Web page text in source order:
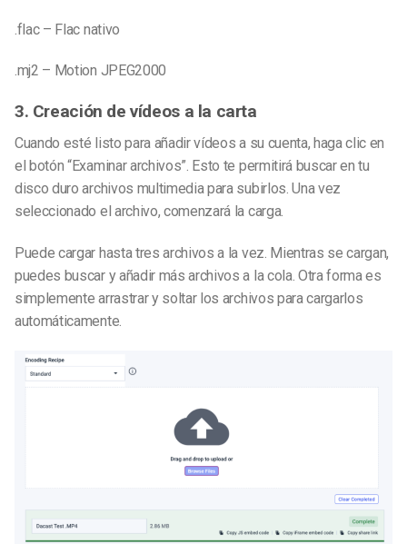
.flac – Flac nativo
.mj2 – Motion JPEG2000
3. Creación de vídeos a la carta
Cuando esté listo para añadir vídeos a su cuenta, haga clic en
el botón “Examinar archivos”. Esto te permitirá buscar en tu
disco duro archivos multimedia para subirlos. Una vez
seleccionado el archivo, comenzará la carga.
Puede cargar hasta tres archivos a la vez. Mientras se cargan,
puedes buscar y añadir más archivos a la cola. Otra forma es
simplemente arrastrar y soltar los archivos para cargarlos
automáticamente.